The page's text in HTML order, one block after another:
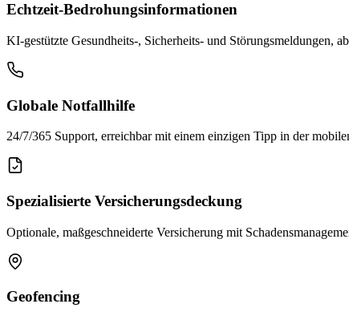
Echtzeit-Bedrohungsinformationen
KI-gestützte Gesundheits-, Sicherheits- und Störungsmeldungen,
Globale Notfallhilfe
24/7/365 Support, erreichbar mit einem einzigen Tipp in der
Spezialisierte Versicherungsdeckung
Optionale, maßgeschneiderte Versicherung mit
Geofencing